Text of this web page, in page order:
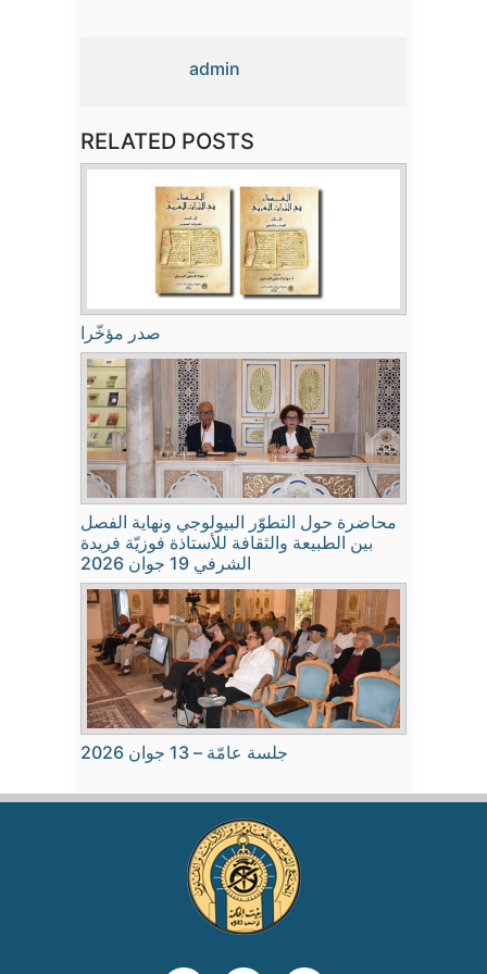
admin
RELATED POSTS
صدر مؤخّرا
محاضرة حول التطوّر البيولوجي ونهاية الفصل
بين الطبيعة والثقافة للأستاذة فوزيّة فريدة
الشرفي 19 جوان 2026
جلسة عامّة – 13 جوان 2026